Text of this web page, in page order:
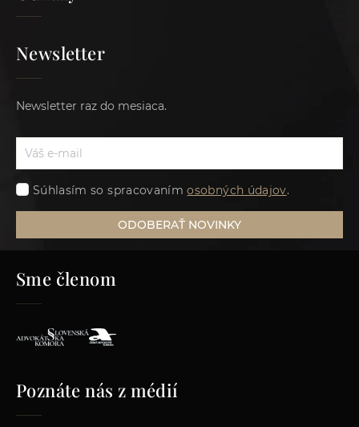
Newsletter
Newsletter raz do mesiaca.
Súhlasím so spracovanímosobných údajov.
ODOBERAŤ NOVINKY
Sme členom
Poznáte nás z médií